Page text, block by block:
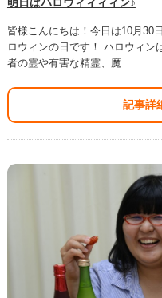
皆様こんにちは！今日は10月30
ロウィンの日です！ ハロウィン
者の霊や有害な精霊、魔 . . .
記事詳